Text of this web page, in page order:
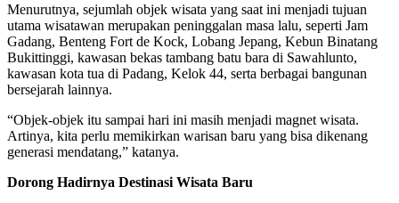
Menurutnya, sejumlah objek wisata yang saat ini menjadi tujuan
utama wisatawan merupakan peninggalan masa lalu, seperti Jam
Gadang, Benteng Fort de Kock, Lobang Jepang, Kebun Binatang
Bukittinggi, kawasan bekas tambang batu bara di Sawahlunto,
kawasan kota tua di Padang, Kelok 44, serta berbagai bangunan
bersejarah lainnya.
“Objek-objek itu sampai hari ini masih menjadi magnet wisata.
Artinya, kita perlu memikirkan warisan baru yang bisa dikenang
generasi mendatang,” katanya.
Dorong Hadirnya Destinasi Wisata Baru